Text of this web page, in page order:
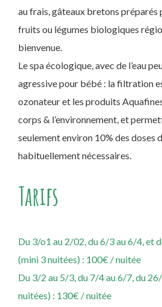
au frais, gâteaux bretons
fruits ou légumes biologiques
bienvenue.
Le spa écologique, avec de l’eau
agressive pour bébé : la filtration
ozonateur et les produits
corps & l’environnement, et
seulement environ 10% des doses
habituellement nécessaires.
Tarifs
Du 3/o1 au 2/02, du 6/3 au 6/4, et
(mini 3 nuitées) : 100€ / nuitée
Du 3/2 au 5/3, du 7/4 au 6/7, du
nuitées) : 130€ / nuitée